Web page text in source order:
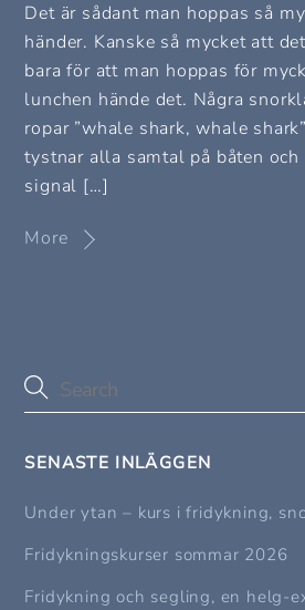
Det är sådant man hoppas så
händer. Kanske så mycket att
bara för att man hoppas för
lunchen hände det. Några
ropar ”whale shark, whale
tystnar alla samtal på båten och
signal […]
More
SENASTE INLÄGGEN
Under ytan – kurs i fridykning,
Fridykningskurser sommar 2026
Fridykning och segling, en helg-